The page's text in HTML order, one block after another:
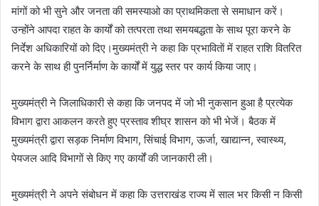
मांगों को भी सुने और जनता की समस्याओ का प्राथमिकता से समाधान करें।
उन्होंने आपदा राहत के कार्यों को तत्परता तथा समयबद्धता के साथ पूरा करने के
निर्देश अधिकारियों को दिए।मुख्यमंत्री ने कहा कि प्रभाविताें में राहत राशि वितरित
करने के साथ ही पुनर्निर्माण के कार्यों में युद्ध स्तर पर कार्य किया जाए।
मुख्यमंत्री ने जिलाधिकारी से कहा कि जनपद में जो भी नुकसान हुआ है प्रत्येक
विभाग द्वारा आकलन करते हुए प्रस्ताव शीघ्र शासन को भी भेजें। बैठक में
मुख्यमंत्री द्वारा सड़क निर्माण विभाग, सिंचाई विभाग, ऊर्जा, खाद्यान्न, स्वास्थ्य,
पेयजल आदि विभागों से किए गए कार्यों की जानकारी ली।
मुख्यमंत्री ने अपने संबोधन में कहा कि उत्तराखंड राज्य में साल भर किसी न किसी